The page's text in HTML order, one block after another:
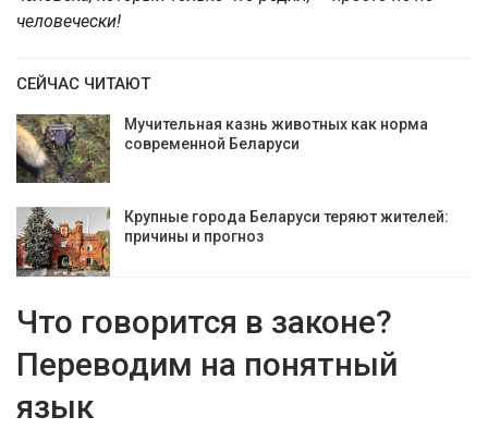
человечески!
СЕЙЧАС ЧИТАЮТ
Мучительная казнь животных как норма
современной Беларуси
Крупные города Беларуси теряют жителей:
причины и прогноз
Что говорится в законе?
Переводим на понятный
язык